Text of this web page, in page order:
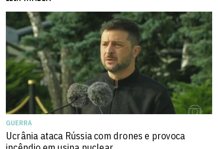
GUERRA
Ucrânia ataca Rússia com drones e provoca